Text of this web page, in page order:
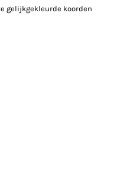
gelijkgekleurde koorden